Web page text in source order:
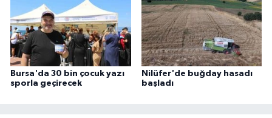
Bursa'da 30 bin çocuk yazı
sporla geçirecek
Nilüfer'de buğday hasadı
başladı